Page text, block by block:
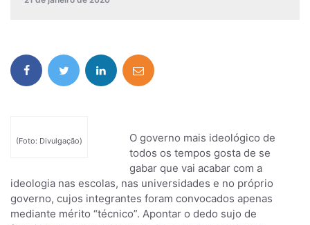
(Foto: Divulgação)
O governo mais ideológico de
todos os tempos gosta de se
gabar que vai acabar com a
ideologia nas escolas, nas universidades e no próprio
governo, cujos integrantes foram convocados apenas
mediante mérito “técnico”. Apontar o dedo sujo de